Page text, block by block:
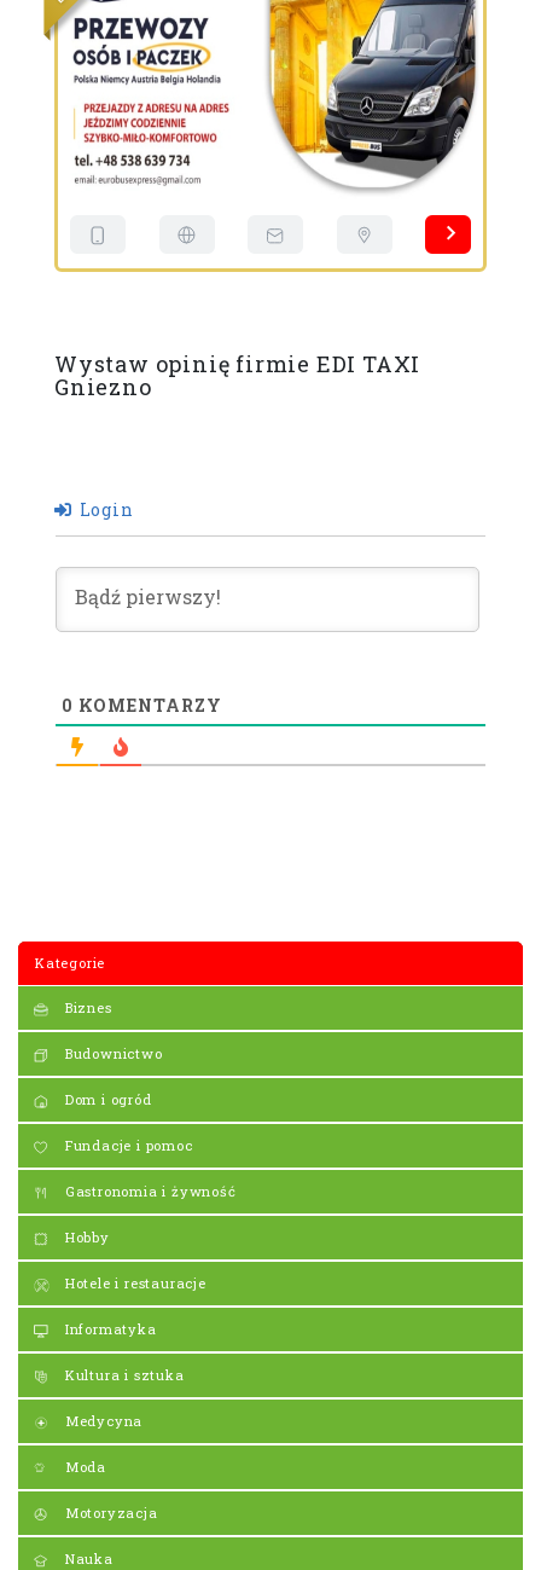
Kategorie
Biznes
Budownictwo
Dom i ogród
Fundacje i pomoc
Gastronomia i żywność
Hobby
Hotele i restauracje
Informatyka
Kultura i sztuka
Medycyna
Moda
Motoryzacja
Nauka
Wystaw opinię firmie EDI TAXI
Gniezno
Login
0 KOMENTARZY